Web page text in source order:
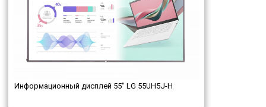
Информационный дисплей 55" LG 55UH5J-H